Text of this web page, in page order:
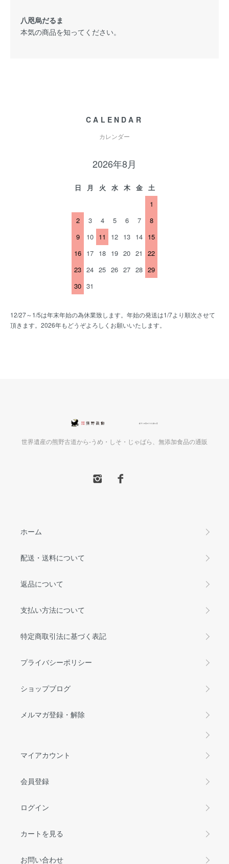
八咫烏だるま
本気の商品を知ってください。
CALENDAR
カレンダー
2026年8月
日 月 火 水 木 金
土
1
2
3 4 5 6 7
8
9
10 11 12 13 14 15
16 17 18 19 20 21
22
23 24 25 26 27 28 29
30 31
12/27～1/5は年末年始の為休業致します。年始の発送は1/7より順次させて
頂きます。2026年もどうぞよろしくお願いいたします。
世界遺産の熊野古道から-うめ・しそ・じゃばら、無添加食品の通販
ホーム
配送・送料について
返品について
支払い方法について
特定商取引法に基づく表記
プライバシーポリシー
ショップブログ
メルマガ登録・解除
マイアカウント
会員登録
ログイン
カートを見る
お問い合わせ